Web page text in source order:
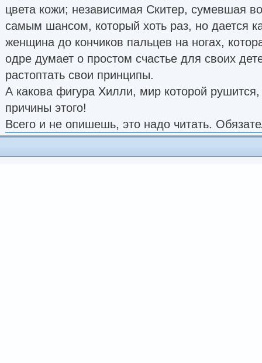
цвета кожи; независимая Скитер, сумевшая
самым шансом, который хоть раз, но дается
женщина до кончиков пальцев на ногах,
одре думает о простом счастье для своих
растоптать свои принципы.
А какова фигура Хилли, мир которой
причины этого!
Всего и не опишешь, это надо читать.